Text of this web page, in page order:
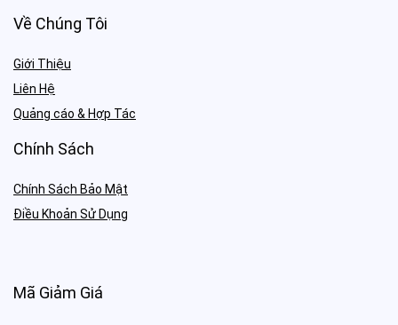
Về Chúng Tôi
Giới Thiệu
Liên Hệ
Quảng cáo & Hợp Tác
Chính Sách
Chính Sách Bảo Mật
Điều Khoản Sử Dụng
Mã Giảm Giá